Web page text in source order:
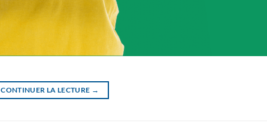
CONTINUER LA LECTURE →